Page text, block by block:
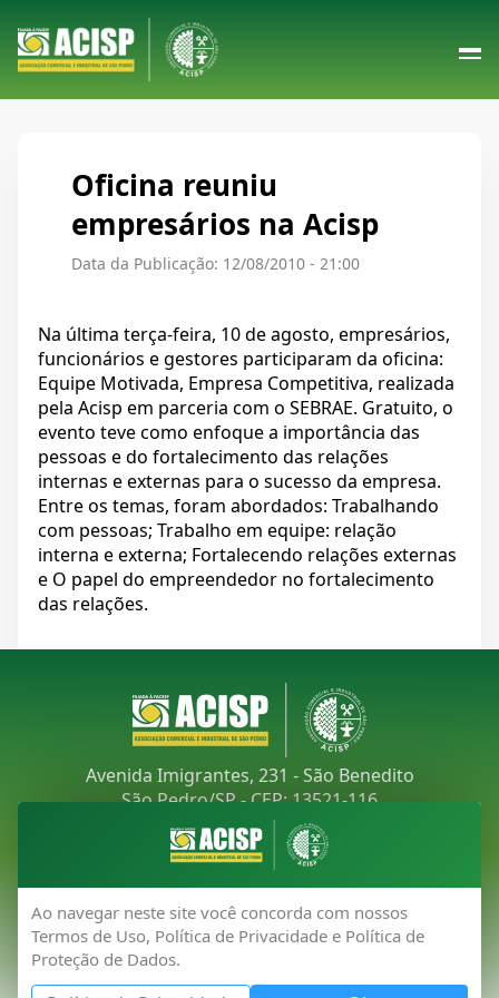
Ao navegar neste site você concorda com nossos
Termos de Uso, Política de Privacidade e Política de
Proteção de Dados.
Oficina reuniu
empresários na Acisp
Data da Publicação: 12/08/2010 - 21:00
Na última terça-feira, 10 de agosto, empresários,
funcionários e gestores participaram da oficina:
Equipe Motivada, Empresa Competitiva, realizada
pela Acisp em parceria com o SEBRAE. Gratuito, o
evento teve como enfoque a importância das
pessoas e do fortalecimento das relações
internas e externas para o sucesso da empresa.
Entre os temas, foram abordados: Trabalhando
com pessoas; Trabalho em equipe: relação
interna e externa; Fortalecendo relações externas
e O papel do empreendedor no fortalecimento
das relações.
Avenida Imigrantes, 231 - São Benedito
São Pedro/SP - CEP: 13521-116
Telefone:(19) 3481-9030
acisp@acispsaopedro.com.br
Todos os direitos reservados 2026 - ACISP Associação